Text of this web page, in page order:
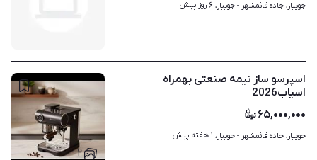
جویبار، جاده قائمشهر - جویبار، ۶ روز پیش
۲
اسپرسو ساز نیمه صنعتی بهمراه
اسیاب2026
۶۵,۰۰۰,۰۰۰
جویبار، جاده قائمشهر - جویبار، ۱ هفته پیش